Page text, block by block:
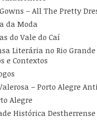
– All The Pretty
da Moda
do Vale do Caí
Literária no Rio Grande
e Contextos
– Porto Alegre
Alegre
Histórica Destherrense